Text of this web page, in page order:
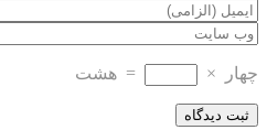
چهار ×
= هشت